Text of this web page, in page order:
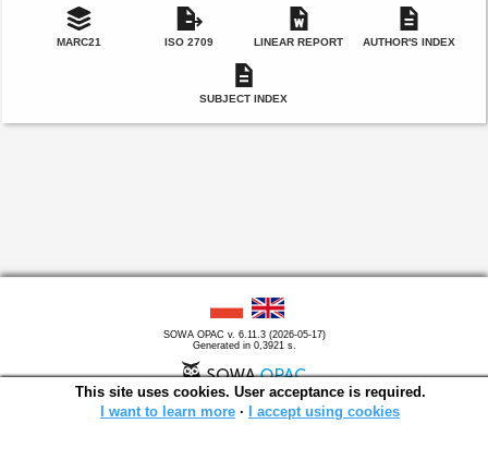
MARC21 ISO 2709 LINEAR REPORT AUTHOR'S INDEX
SUBJECT INDEX
SOWA OPAC v. 6.11.3 (2026-05-17)
Generated in 0,3921 s.
This site uses cookies. User acceptance is required.
I want to learn more ∙ I accept using cookies